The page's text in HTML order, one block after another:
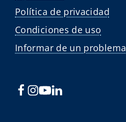
Política de privacidad
Condiciones de uso
Informar de un problema